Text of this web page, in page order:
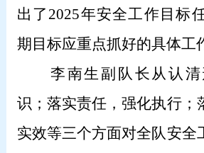
出了2025年安全工作目标
期目标应重点抓好的具体工
李南生副队长从认
识；落实责任，强化执行；
实效等三个方面对全队安全